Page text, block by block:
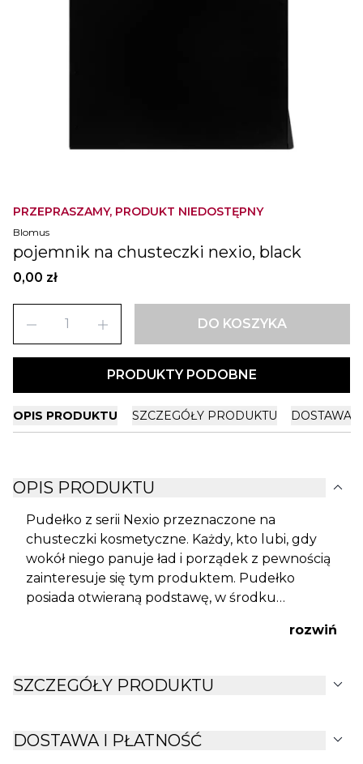
PRZEPRASZAMY, PRODUKT NIEDOSTĘPNY
Blomus
pojemnik na chusteczki nexio, black
0,00 zł
remove add DO KOSZYKA
PRODUKTY PODOBNE
OPIS PRODUKTU SZCZEGÓŁY PRODUKTU DOSTAWA
OPIS PRODUKTU expand_more
Pudełko z serii Nexio przeznaczone na
chusteczki kosmetyczne. Każdy, kto lubi, gdy
wokół niego panuje ład i porządek z pewnością
zainteresuje się tym produktem. Pudełko
posiada otwieraną podstawę, w środku
pudełko Nexio można również przykręcić do
blatu lub sciany. Przy produkcie znajduje isę
standardowych kwadratowych chusteczek.
rozwiń
SZCZEGÓŁY PRODUKTU expand_more
DOSTAWA I PŁATNOŚĆ expand_more